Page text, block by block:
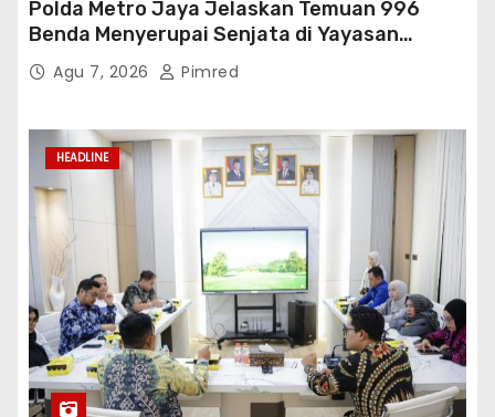
Polda Metro Jaya Jelaskan Temuan 996
Benda Menyerupai Senjata di Yayasan
Jaksel
Agu 7, 2026 Pimred
HEADLINE